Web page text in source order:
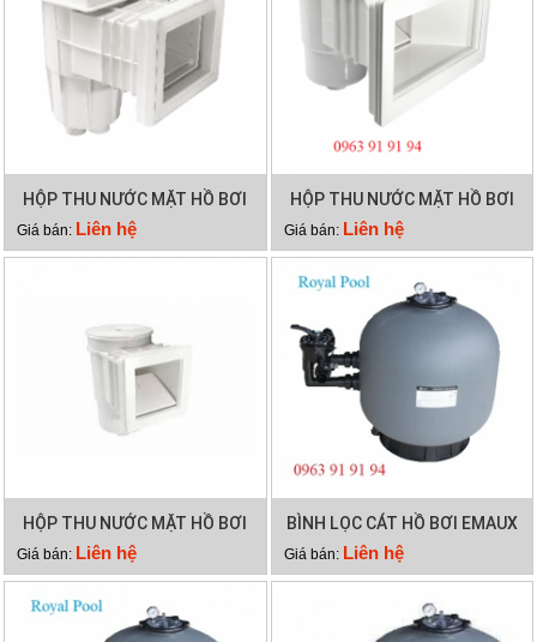
HỘP THU NƯỚC MẶT HỒ BƠI
EMAUX EM0130
Giá bán: Liên hệ
HỘP THU NƯỚC MẶT HỒ BƠI
EMAUX EM0020
Giá bán: Liên hệ
HỘP THU NƯỚC MẶT HỒ BƠI
EMAUX EM0010
Giá bán: Liên hệ
BÌNH LỌC CÁT HỒ BƠI EMAUX
SP500
Giá bán: Liên hệ